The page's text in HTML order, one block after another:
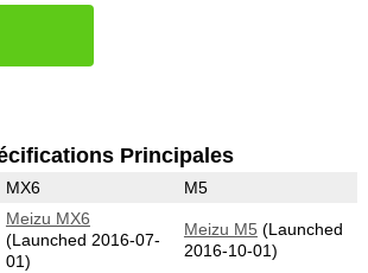
Principales
MX6 M5
Meizu MX6
(Launched 2016-07-
01)
Meizu M5 (Launched
2016-10-01)